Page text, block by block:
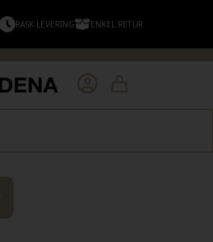
RASK LEVERING ENKEL RETUR